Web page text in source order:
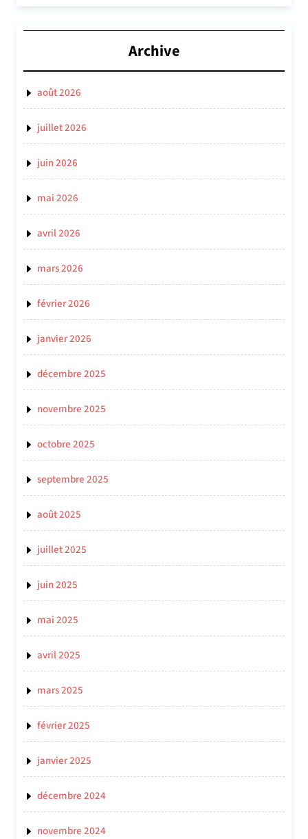
Archive
août 2026
juillet 2026
juin 2026
mai 2026
avril 2026
mars 2026
février 2026
janvier 2026
décembre 2025
novembre 2025
octobre 2025
septembre 2025
août 2025
juillet 2025
juin 2025
mai 2025
avril 2025
mars 2025
février 2025
janvier 2025
décembre 2024
novembre 2024